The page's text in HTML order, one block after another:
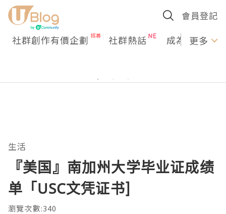
會員登記
社群創作有價企劃 社群熱話 成為U更多
生活
『美国』南加州大学毕业证成绩
单「USC文凭证书]
瀏覽次數:340